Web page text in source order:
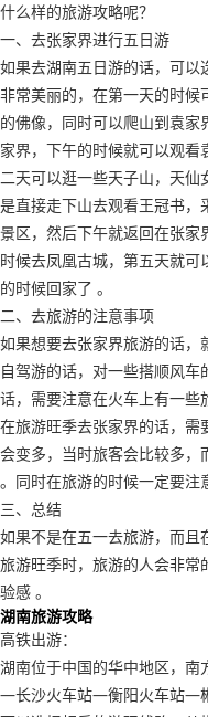
什么样的旅游攻略呢？
一、去张家界进行五日游
如果去湖南五日游的话，可
非常美丽的，在第一天的时
的佛像，同时可以爬山到袁
家界，下午的时候就可以观
二天可以逛一些天子山，天
是直接走下山去观看王冠书
景区，然后下午就返回在张家
时候去凤凰古城，第五天就
的时候回家了 。
二、去旅游的注意事项
如果想要去张家界旅游的话
自驾游的话，对一些搭顺风
话，需要注意在火车上有一
在旅游旺季去张家界的话，
会变多，当时旅客会比较多，
。同时在旅游的时候一定要注
三、总结
如果不是在五一去旅游，而且
旅游旺季时，旅游的人会非
验感 。
湖南旅游攻略
高铁出游：
湖南位于中国的华中地区，
—长沙火车站—衡阳火车站—